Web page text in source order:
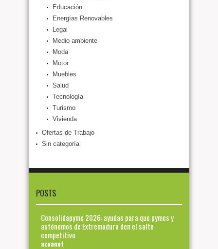
Educación
Energías Renovables
Legal
Medio ambiente
Moda
Motor
Muebles
Salud
Tecnología
Turismo
Vivienda
Ofertas de Trabajo
Sin categoría
POSTS
Consolidapyme 2026: ayudas para que pymes y
autónomos de Extremadura den el salto
competitivo
azuanet